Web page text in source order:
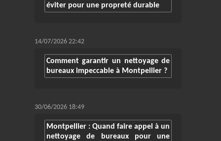
éviter pour une propreté durable
14/07/2026 22:42
Comment garantir un nettoyage de
bureaux impeccable à Montpellier ?
30/06/2026 18:49
Montpellier : Quand faire appel à un
nettoyage de bureaux pour une